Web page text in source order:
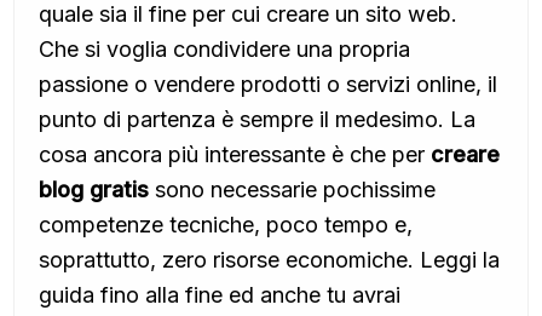
quale sia il fine per cui creare un sito web.
Che si voglia condividere una propria
passione o vendere prodotti o servizi online, il
punto di partenza è sempre il medesimo. La
cosa ancora più interessante è che per creare
blog gratis sono necessarie pochissime
competenze tecniche, poco tempo e,
soprattutto, zero risorse economiche. Leggi la
guida fino alla fine ed anche tu avrai